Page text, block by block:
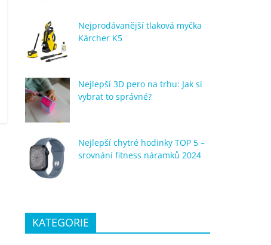
Nejprodávanější tlaková myčka
Kärcher K5
Nejlepší 3D pero na trhu: Jak si
vybrat to správné?
Nejlepší chytré hodinky TOP 5 –
srovnání fitness náramků 2024
KATEGORIE